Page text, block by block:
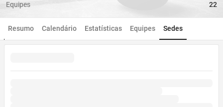
Equipes
22
Resumo Calendário Estatísticas Equipes Sedes